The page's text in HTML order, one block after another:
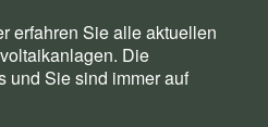
erfahren Sie alle aktuellen
Die
und Sie sind immer auf